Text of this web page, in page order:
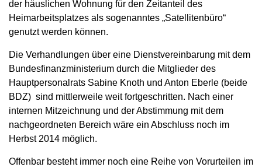
der häuslichen Wohnung für den Zeitanteil des
Heimarbeitsplatzes als sogenanntes „Satellitenbüro“
genutzt werden können.
Die Verhandlungen über eine Dienstvereinbarung mit dem
Bundesfinanzministerium durch die Mitglieder des
Hauptpersonalrats Sabine Knoth und Anton Eberle (beide
BDZ) sind mittlerweile weit fortgeschritten. Nach einer
internen Mitzeichnung und der Abstimmung mit dem
nachgeordneten Bereich wäre ein Abschluss noch im
Herbst 2014 möglich.
Offenbar besteht immer noch eine Reihe von Vorurteilen im